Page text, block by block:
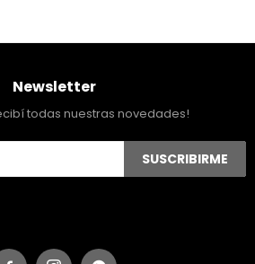
Newsletter
todas nuestras novedades!
SUSCRIBIRME